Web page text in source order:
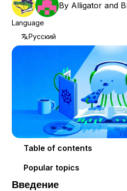
By Alligator and
Language
Русский
Table of contents
Popular topics
Введение